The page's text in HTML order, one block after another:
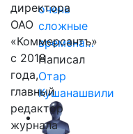
очень
сложные
времена…
Написал
Отар
Кушанашвили
директора
ОАО
«Коммерсантъ»
с 2018
года,
главный
редактор
журнала